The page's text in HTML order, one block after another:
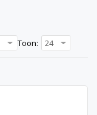
Toon: 24